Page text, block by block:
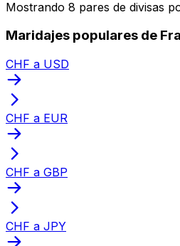
Mostrando 8 pares de divisas
Maridajes populares de
CHF a USD
CHF a EUR
CHF a GBP
CHF a JPY